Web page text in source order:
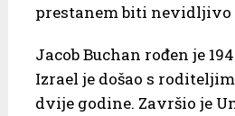
prestanem biti nevidljivo
Jacob Buchan rođen je
Izrael je došao s
dvije godine. Završio je